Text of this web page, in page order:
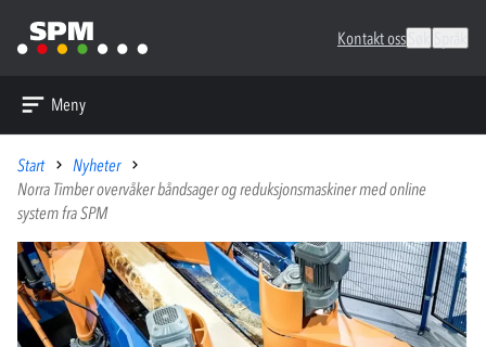
Kontakt oss
Meny
Start
Nyheter
Norra Timber overvåker båndsager og reduksjonsmaskiner med online
system fra SPM